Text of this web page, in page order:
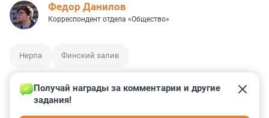
Федор Данилов
Корреспондент отдела «Общество»
Нерпа Финский залив
Получай награды за комментарии и другие
задания!